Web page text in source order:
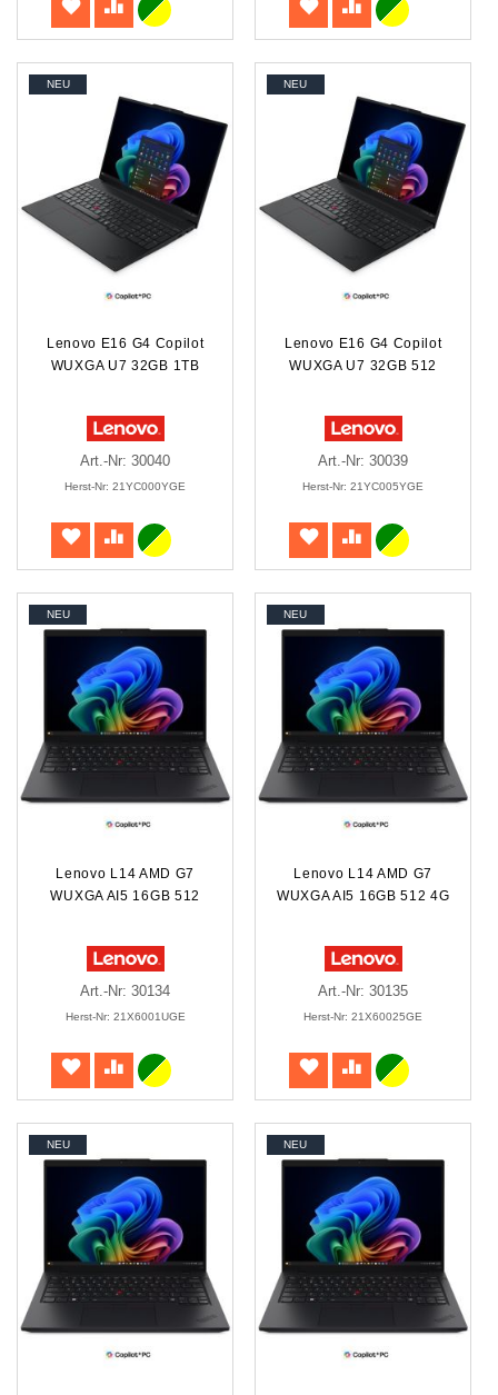
NEU
Lenovo E16 G4 Copilot
WUXGA U7 32GB 1TB
Art.-Nr: 30040
Herst-Nr: 21YC000YGE
NEU
Lenovo E16 G4 Copilot
WUXGA U7 32GB 512
Art.-Nr: 30039
Herst-Nr: 21YC005YGE
NEU
Lenovo L14 AMD G7
WUXGA AI5 16GB 512
Art.-Nr: 30134
Herst-Nr: 21X6001UGE
NEU
Lenovo L14 AMD G7
WUXGA AI5 16GB 512 4G
Art.-Nr: 30135
Herst-Nr: 21X60025GE
NEU NEU